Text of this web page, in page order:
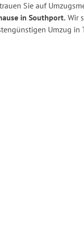
Sie auf
in Southport. Wir
Umzug in